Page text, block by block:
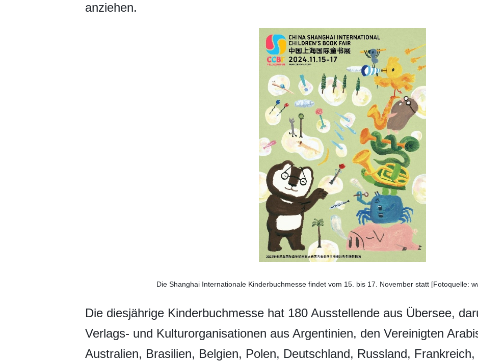
anziehen.
Die Shanghai Internationale Kinderbuchmesse findet vom 15. bis 17. November statt [Fotoquelle:
Die diesjährige Kinderbuchmesse hat 180 Ausstellende aus Übersee,
Verlags- und Kulturorganisationen aus Argentinien, den Vereinigten
Australien, Brasilien, Belgien, Polen, Deutschland, Russland,